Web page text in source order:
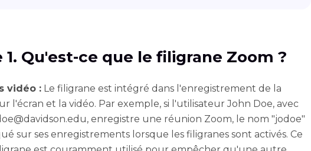
1. Qu'est-ce que le filigrane Zoom ?
vidéo : Le filigrane est intégré dans l'enregistrement de la
l'écran et la vidéo. Par exemple, si l'utilisateur John Doe, avec
, enregistre une réunion Zoom, le nom "jodoe"
sur ses enregistrements lorsque les filigranes sont activés. Ce